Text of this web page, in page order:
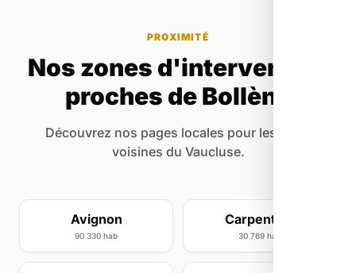
PROXIMITÉ
Nos zones d'intervention
proches de Bollène
Découvrez nos pages locales pour les villes
voisines du Vaucluse.
Avignon
90 330 hab
Carpentras
30 769 hab